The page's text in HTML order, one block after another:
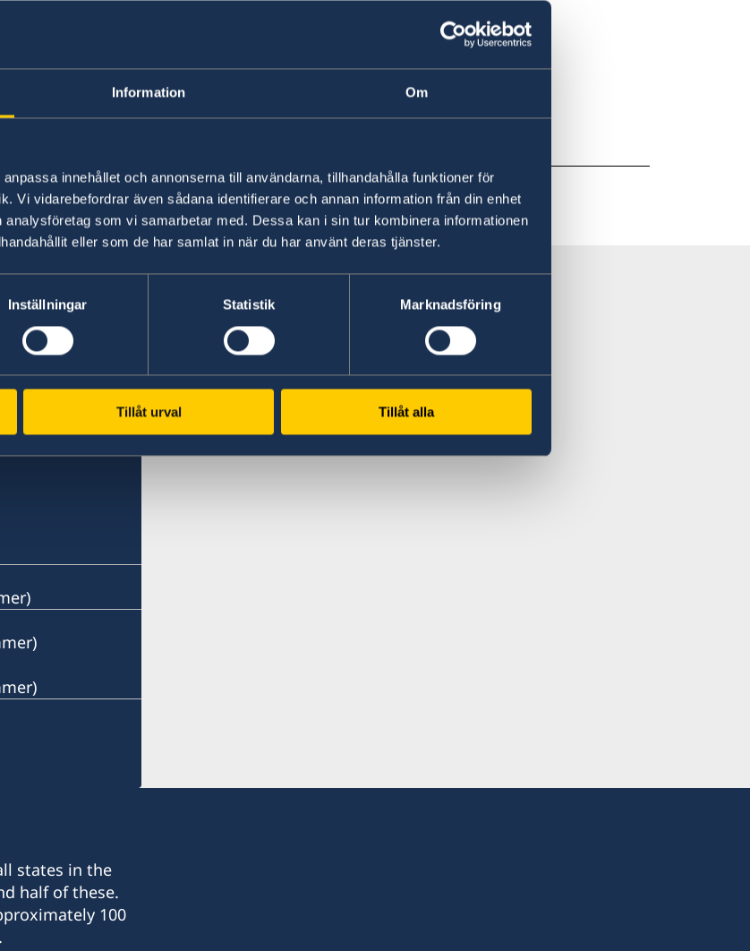
Information Om
innehållet och annonserna till användarna, tillhandahålla funktioner för
Vi vidarebefordrar även sådana identifierare och annan information från din enhet
som vi samarbetar med. Dessa kan i sin tur kombinera informationen
eller som de har samlat in när du har använt deras tjänster.
Inställningar Statistik Marknadsföring
Tillåt urval Tillåt alla
Head of Mission
of Migration Section
updated 05 Sep 2024, 9.42 AM
states in the
half of these.
100